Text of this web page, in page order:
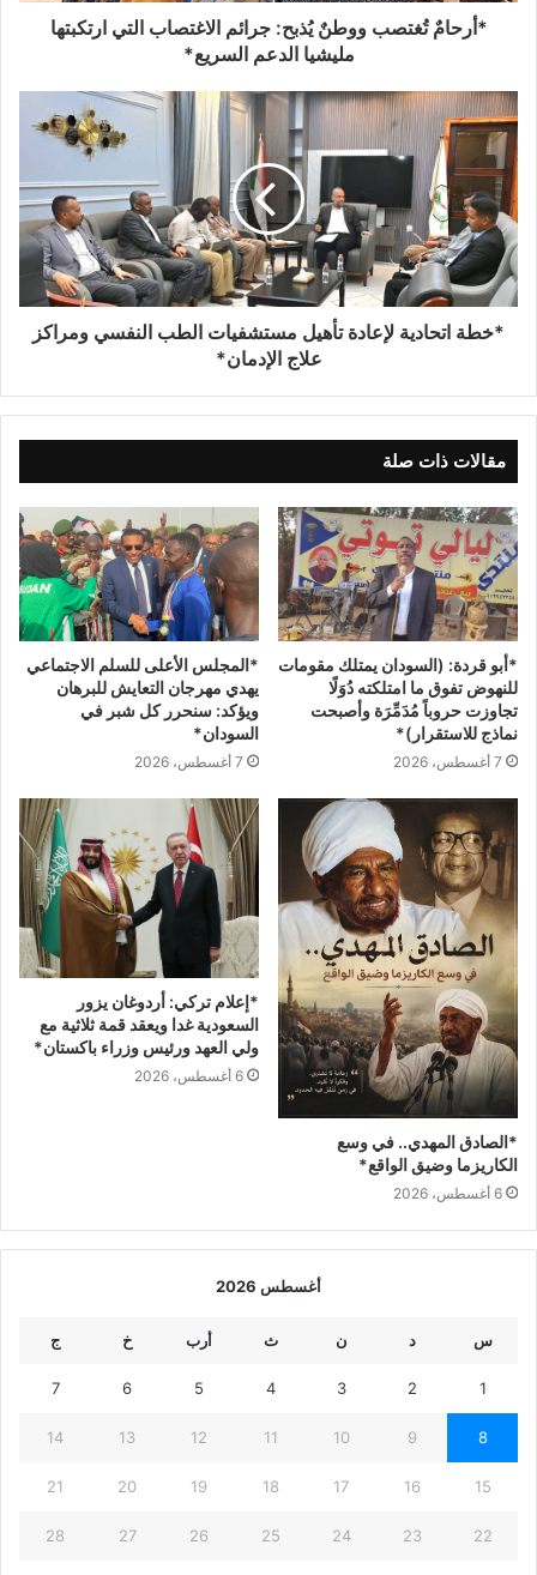
*أرحامٌ تُغتصب ووطنٌ يُذبح: جرائم الاغتصاب التي ارتكبتها
مليشيا الدعم السريع*
*خطة اتحادية لإعادة تأهيل مستشفيات الطب النفسي ومراكز
علاج الإدمان*
مقالات ذات صلة
*أبو قردة: (السودان يمتلك مقومات
للنهوض تفوق ما امتلكته دُوَلًا
تجاوزت حروباً مُدَمِّرَة وأصبحت
نماذج للاستقرار)*
7 أغسطس، 2026
*المجلس الأعلى للسلم الاجتماعي
يهدي مهرجان التعايش للبرهان
ويؤكد: سنحرر كل شبر في
السودان*
7 أغسطس، 2026
*الصادق المهدي.. في وسع
الكاريزما وضيق الواقع*
6 أغسطس، 2026
*إعلام تركي: أردوغان يزور
السعودية غدا ويعقد قمة ثلاثية مع
ولي العهد ورئيس وزراء باكستان*
6 أغسطس، 2026
أغسطس 2026
س د ن ث أرب خ ج
1
2
3
4
5
6
7
8
9
10
11
12
13
14
15
16
17
18
19
20
21
22
23
24
25
26
27
28